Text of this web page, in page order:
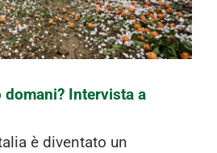
domani? Intervista a
è diventato un